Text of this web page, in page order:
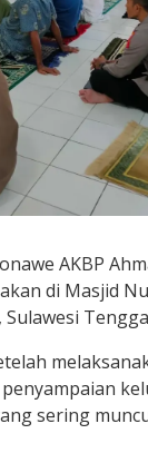
AKBP
di Masjid
sering